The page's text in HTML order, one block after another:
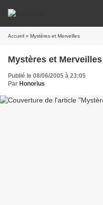
Accueil » Mystères et Merveilles
Mystères et Merveilles
Publié le 08/06/2005 à 23:05
Par Honorius